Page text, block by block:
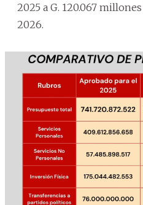
2025 a G. 120.067
2026.